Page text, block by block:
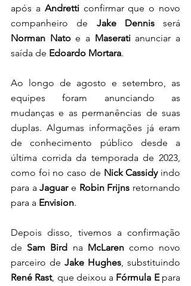
após a Andretti confirmar que o novo
companheiro de Jake Dennis
Norman Nato e a Maserati anunciar a
saída de Edoardo Mortara.
Ao longo de agosto e setembro, as
equipes foram anunciando as
mudanças e as permanências de suas
duplas. Algumas informações já eram
de conhecimento público desde a
última corrida da temporada de 2023,
como foi no caso de Nick Cassidy indo
para a Jaguar e Robin Frijns retornando
para a Envision.
Depois disso, tivemos a confirmação
de Sam Bird na McLaren como novo
parceiro de Jake Hughes
René Rast, que deixou a Fórmula E para